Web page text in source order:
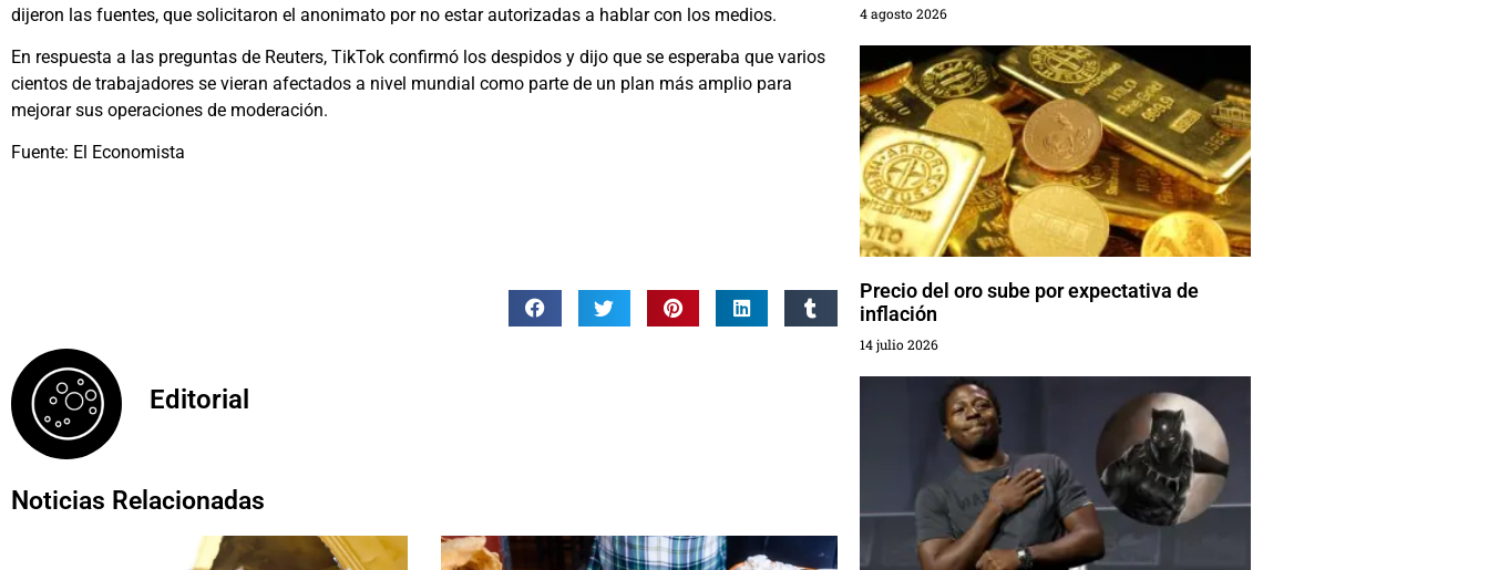
dijeron las fuentes, que solicitaron el anonimato por no estar autorizadas a hablar con los medios.
En respuesta a las preguntas de Reuters, TikTok confirmó los despidos y dijo que se esperaba que varios
cientos de trabajadores se vieran afectados a nivel mundial como parte de un plan más amplio para
mejorar sus operaciones de moderación.
Fuente: El Economista
Editorial
Noticias Relacionadas
4 agosto 2026
Precio del oro sube por expectativa de
inflación
14 julio 2026